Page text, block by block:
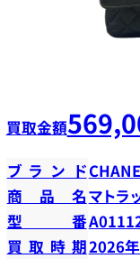
買取金額
ブランド
商品名マトラ
型番
買取時期2026